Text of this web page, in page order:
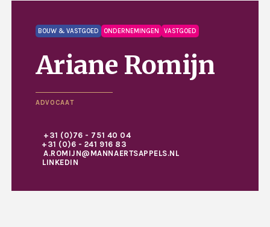
BOUW & VASTGOED ONDERNEMINGEN VASTGOED
Ariane Romijn
ADVOCAAT
+31 (0)76 - 751 40 04
+31 (0)6 - 241 916 83
A.ROMIJN@MANNAERTSAPPELS.NL
LINKEDIN